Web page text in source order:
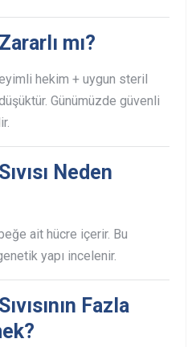
mı?
hekim + uygun steril
Günümüzde güvenli
Neden
ait hücre içerir. Bu
yapı incelenir.
Fazla